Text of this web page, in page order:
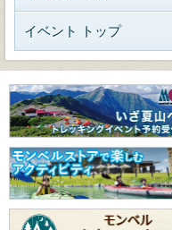
イベント トップ